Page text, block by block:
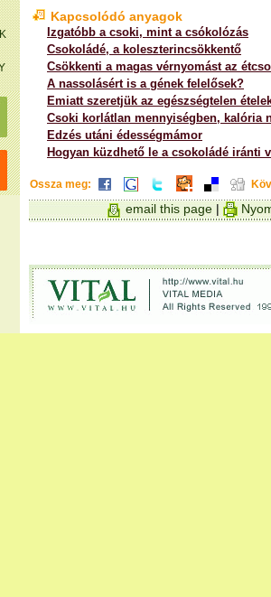
Kapcsolódó anyagok
Izgatóbb a csoki, mint a csókolózás
Csokoládé, a koleszterincsökkentő
Csökkenti a magas vérnyomást az
A nassolásért is a gének felelősek?
Emiatt szeretjük az egészségtelen
Csoki korlátlan mennyiségben, kalória
Edzés utáni édességmámor
Hogyan küzdhető le a csokoládé iránti
Ossza meg:
email this page |